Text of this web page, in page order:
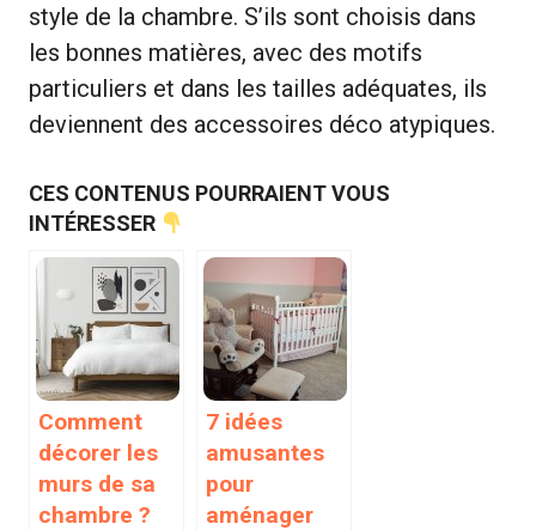
style de la chambre. S’ils sont choisis dans
les bonnes matières, avec des motifs
particuliers et dans les tailles adéquates, ils
deviennent des accessoires déco atypiques.
CES CONTENUS POURRAIENT VOUS
INTÉRESSER
Comment
décorer les
murs de sa
chambre ?
7 idées
amusantes
pour
aménager